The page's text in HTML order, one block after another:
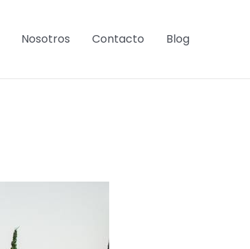
Nosotros Contacto Blog